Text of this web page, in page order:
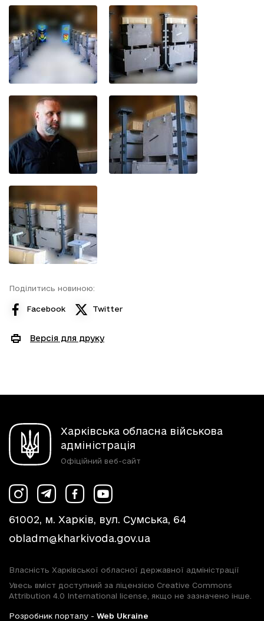
Поділитись новиною:
Facebook Twitter
Версія для друку
Харківська обласна військова
адміністрація
Офіційний веб-сайт
61002, м. Харків, вул. Сумська, 64
obladm@kharkivoda.gov.ua
Власність Харківської обласної державної адміністрації
Увесь вміст доступний за ліцензією Creative Commons
Attribution 4.0 International license, якщо не зазначено інше.
Розробник порталу - Web Ukraine